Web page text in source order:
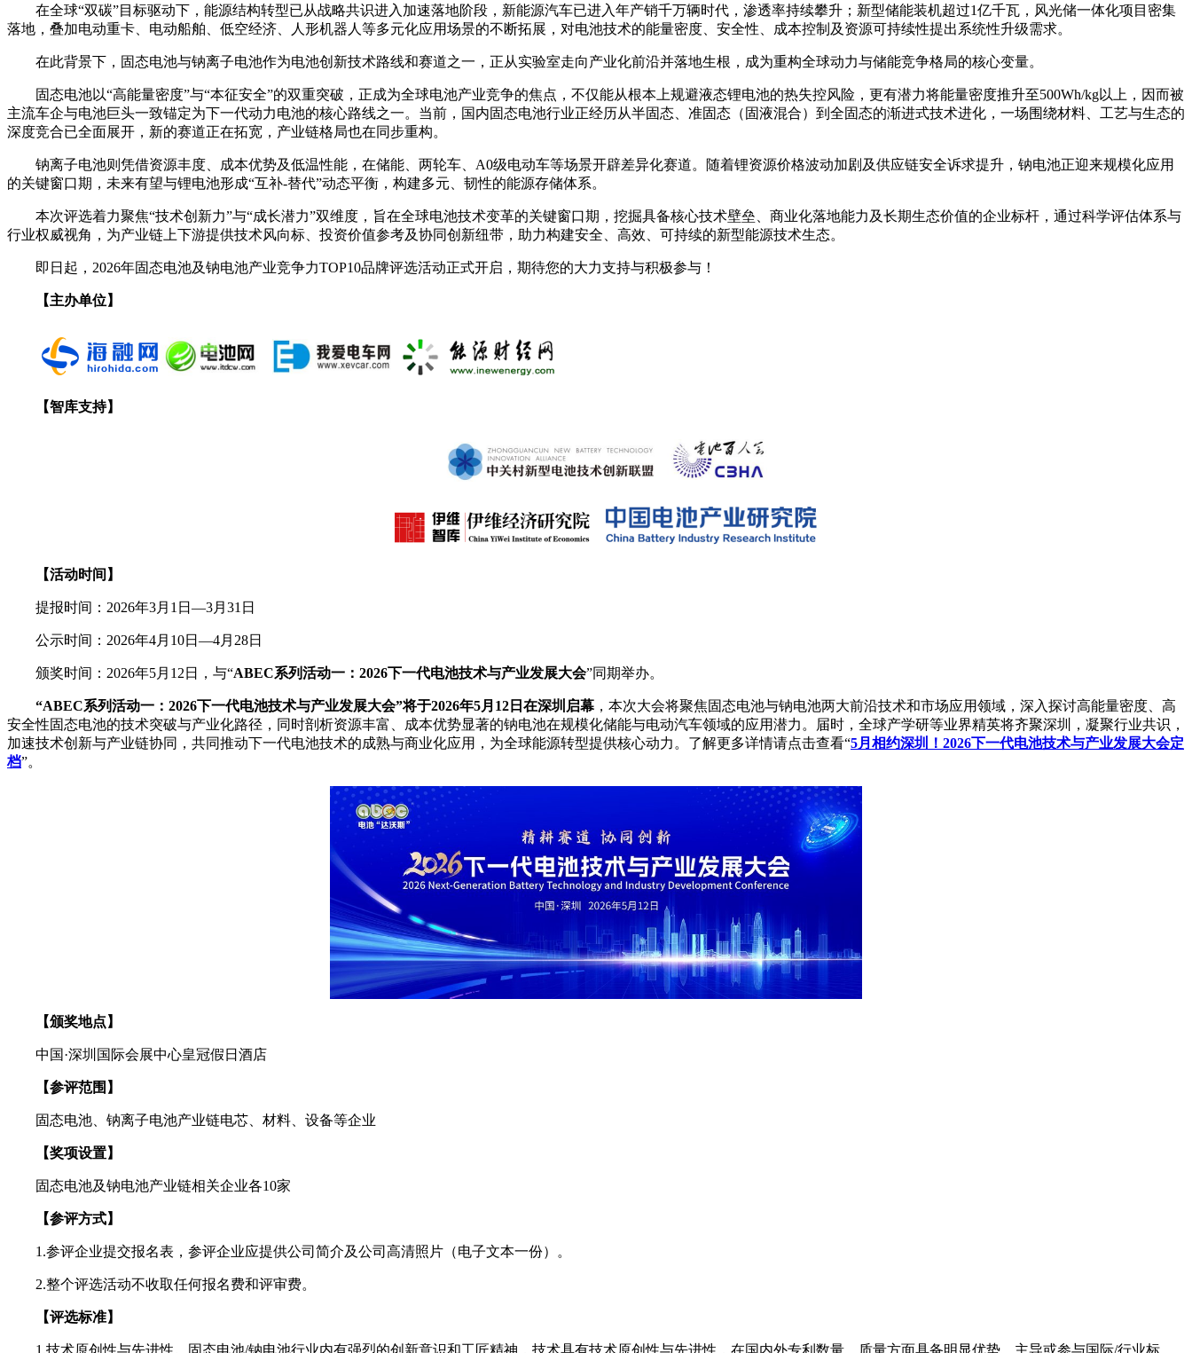
在全球“双碳”目标驱动下，能源结构转型已从战略共识进入加速落地阶段，新能源汽车已进入年产销千万辆时代，渗透率持续攀升；新型储能装机超过1亿千瓦，风光储一体化项目密集
落地，叠加电动重卡、电动船舶、低空经济、人形机器人等多元化应用场景的不断拓展，对电池技术的能量密度、安全性、成本控制及资源可持续性提出系统性升级需求。
在此背景下，固态电池与钠离子电池作为电池创新技术路线和赛道之一，正从实验室走向产业化前沿并落地生根，成为重构全球动力与储能竞争格局的核心变量。
固态电池以“高能量密度”与“本征安全”的双重突破，正成为全球电池产业竞争的焦点，不仅能从根本上规避液态锂电池的热失控风险，更有潜力将能量密度推升至500Wh/kg以上，因而被
主流车企与电池巨头一致锚定为下一代动力电池的核心路线之一。当前，国内固态电池行业正经历从半固态、准固态（固液混合）到全固态的渐进式技术进化，一场围绕材料、工艺与生态的
深度竞合已全面展开，新的赛道正在拓宽，产业链格局也在同步重构。
钠离子电池则凭借资源丰度、成本优势及低温性能，在储能、两轮车、A0级电动车等场景开辟差异化赛道。随着锂资源价格波动加剧及供应链安全诉求提升，钠电池正迎来规模化应用
的关键窗口期，未来有望与锂电池形成“互补-替代”动态平衡，构建多元、韧性的能源存储体系。
本次评选着力聚焦“技术创新力”与“成长潜力”双维度，旨在全球电池技术变革的关键窗口期，挖掘具备核心技术壁垒、商业化落地能力及长期生态价值的企业标杆，通过科学评估体系与
行业权威视角，为产业链上下游提供技术风向标、投资价值参考及协同创新纽带，助力构建安全、高效、可持续的新型能源技术生态。
即日起，2026年固态电池及钠电池产业竞争力TOP10品牌评选活动正式开启，期待您的大力支持与积极参与！
【主办单位】
【智库支持】
【活动时间】
提报时间：2026年3月1日—3月31日
公示时间：2026年4月10日—4月28日
颁奖时间：2026年5月12日，与“ABEC系列活动一： 2026下一代电池技术与产业发展大会”同期举办。
“ABEC系列活动一：2026下一代电池技术与产业发展大会”将于2026年5月12日在深圳启幕 ，本次大会将聚焦固态电池与钠电池两大前沿技术和市场应用领域，深入探讨高能量密度、高
安全性固态电池的技术突破与产业化路径，同时剖析资源丰富、成本优势显著的钠电池在规模化储能与电动汽车领域的应用潜力。届时，全球产学研等业界精英将齐聚深圳，凝聚行业共识，
加速技术创新与产业链协同，共同推动下一代电池技术的成熟与商业化应用，为全球能源转型提供核心动力。了解更多详情请点击查看“5月相约深圳！2026下一代电池技术与产业发展大会定
档”。
【颁奖地点】
中国·‌深圳国际会展中心皇冠假日酒店
【参评范围】
固态电池、钠离子电池产业链电芯、材料、设备等企业
【奖项设置】
固态电池及钠电池产业链相关企业各10家
【参评方式】
1.参评企业提交报名表，参评企业应提供公司简介及公司高清照片（电子文本一份）。
2.整个评选活动不收取任何报名费和评审费。
【评选标准】
1.技术原创性与先进性。固态电池/钠电池行业内有强烈的创新意识和工匠精神，技术具有技术原创性与先进性，在国内外专利数量、质量方面具备明显优势、主导或参与国际/行业标